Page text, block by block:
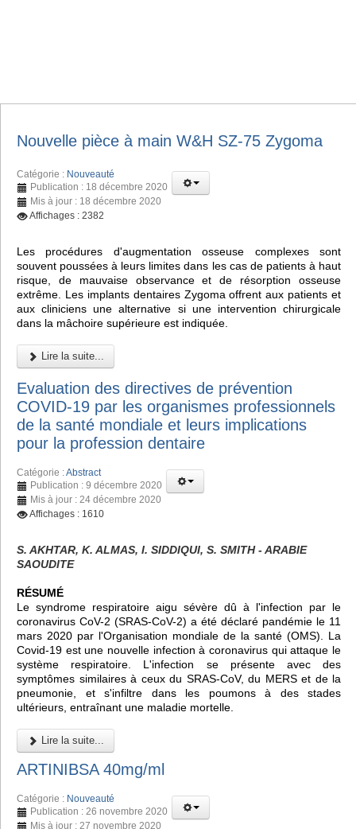
Nouvelle pièce à main W&H SZ-75 Zygoma
Catégorie : Nouveauté
Publication : 18 décembre 2020
Mis à jour : 18 décembre 2020
Affichages : 2382
Les procédures d'augmentation osseuse complexes sont
souvent poussées à leurs limites dans les cas de patients à haut
risque, de mauvaise observance et de résorption osseuse
extrême. Les implants dentaires Zygoma offrent aux patients et
aux cliniciens une alternative si une intervention chirurgicale
dans la mâchoire supérieure est indiquée.
Lire la suite...
Evaluation des directives de prévention
COVID-19 par les organismes professionnels
de la santé mondiale et leurs implications
pour la profession dentaire
Catégorie :Abstract
Publication : 9 décembre 2020
Mis à jour : 24 décembre 2020
Affichages : 1610
S. AKHTAR, K. ALMAS, I. SIDDIQUI, S. SMITH - ARABIE
SAOUDITE
RÉSUMÉ
Le syndrome respiratoire aigu sévère dû à l'infection par le
coronavirus CoV-2 (SRAS-CoV-2) a été déclaré pandémie le 11
mars 2020 par l'Organisation mondiale de la santé (OMS). La
Covid-19 est une nouvelle infection à coronavirus qui attaque le
système respiratoire. L'infection se présente avec des
symptômes similaires à ceux du SRAS-CoV, du MERS et de la
pneumonie, et s'infiltre dans les poumons à des stades
ultérieurs, entraînant une maladie mortelle.
Lire la suite...
ARTINIBSA 40mg/ml
Catégorie : Nouveauté
Publication : 26 novembre 2020
Mis à jour : 27 novembre 2020